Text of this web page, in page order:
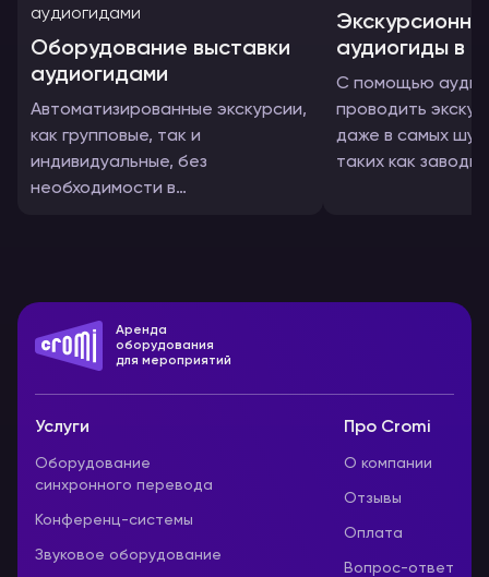
Оборудование выставки
аудиогидами
Автоматизированные экскурсии,
как групповые, так и
индивидуальные, без
необходимости в
наушниках, так и через
динамики.
аудиогиды в
С помощью
проводить
даже в самых
таких как заводы
Аренда
оборудования
для мероприятий
Услуги
Оборудование
синхронного перевода
Конференц-системы
Звуковое оборудование
Про Cromi
О компании
Отзывы
Оплата
Вопрос-ответ